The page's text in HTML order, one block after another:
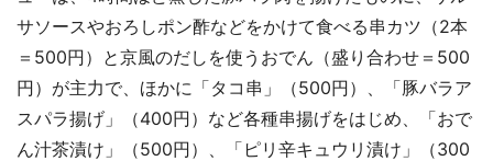
サソースやおろしポン酢などをかけて食べる串カツ（2本
＝500円）と京風のだしを使うおでん（盛り合わせ＝500
円）が主力で、ほかに「タコ串」（500円）、「豚バラア
スパラ揚げ」（400円）など各種串揚げをはじめ、「おで
ん汁茶漬け」（500円）、「ピリ辛キュウリ漬け」（300